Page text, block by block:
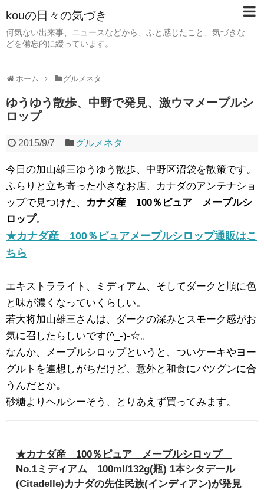
kouの日々の気づき
何気ない出来事、ニュースなどから、ふと感じたこと、気づきな
どを備忘的に綴っています。
ホーム グルメネタ
ゆうゆう散歩、中野で発見、激ウマメープルシ
ロップ
2015/9/7 グルメネタ
今日の加山雄三ゆうゆう散歩、中野区沼袋を散策です。
ふらりと立ち寄った小さなお店、カナダのアンテナショ
ップで見つけた、 カナダ産 100％ピュア メープルシ
ロップ。
★カナダ産 100％ピュアメープルシロップ通販はこ
ちら
エキストラライト、ミディアム、そしてダークと順に色
と味が濃くなっていくらしい。
若大将加山雄三さんは、ダークの深みとスモーク感がお
気に召したらしいです(^_-)-☆。
なんか、メープルシロップというと、ついケーキやヨー
グルトを連想しがちだけど、意外と和食にバツグンに合
うんだとか。
砂糖よりヘルシーそう、とりあえず買ってみます。
★カナダ産 100％ピュア メープルシロップ
No.1ミディアム 100ml/132g(瓶) 1本シタデール
(Citadelle)カナダの先住民族(インディアン)が発見